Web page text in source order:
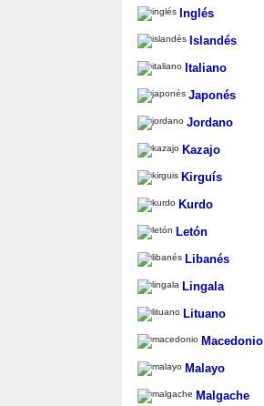
Inglés
Islandés
Italiano
Japonés
Jordano
Kazajo
Kirguís
Kurdo
Letón
Libanés
Lingala
Lituano
Macedonio
Malayo
Malgache